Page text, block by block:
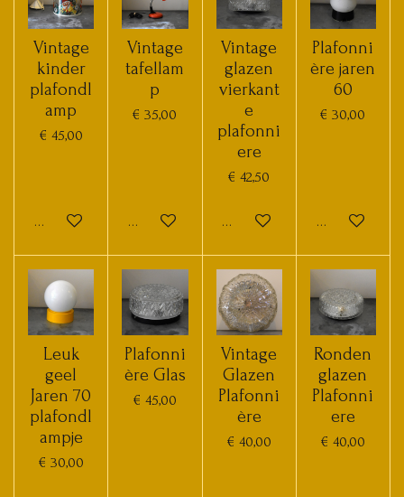
Vintage
kinder
plafondl
amp
€ 45,00
In winkelwagen
Vintage
tafellam
p
€ 35,00
In winkelwagen
Vintage
glazen
vierkant
e
plafonni
ere
€ 42,50
In winkelwagen
Plafonni
ère jaren
60
€ 30,00
In
Leuk
geel
Jaren 70
plafondl
ampje
€ 30,00
Plafonni
ère Glas
€ 45,00
Vintage
Glazen
Plafonni
ère
€ 40,00
Ronden
glazen
Plafonni
ere
€ 40,00